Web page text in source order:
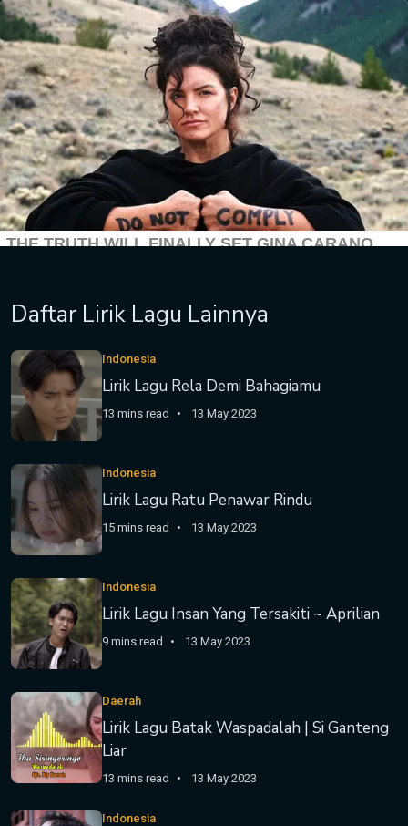
Daftar Lirik Lagu Lainnya
Indonesia
Lirik Lagu Rela Demi Bahagiamu
13 mins read 13 May 2023
Indonesia
Lirik Lagu Ratu Penawar Rindu
15 mins read 13 May 2023
Indonesia
Lirik Lagu Insan Yang Tersakiti ~ Aprilian
9 mins read 13 May 2023
Daerah
Lirik Lagu Batak Waspadalah | Si Ganteng
Liar
13 mins read 13 May 2023
Indonesia